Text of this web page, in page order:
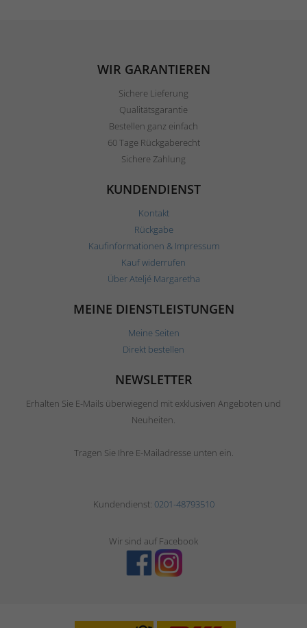
WIR GARANTIEREN
Sichere Lieferung
Qualitätsgarantie
Bestellen ganz einfach
60 Tage Rückgaberecht
Sichere Zahlung
KUNDENDIENST
Kontakt
Rückgabe
Kaufinformationen & Impressum
Kauf widerrufen
Über Ateljé Margaretha
MEINE DIENSTLEISTUNGEN
Meine Seiten
Direkt bestellen
NEWSLETTER
Erhalten Sie E-Mails überwiegend mit exklusiven Angeboten und
Neuheiten.
Tragen Sie Ihre E-Mailadresse unten ein.
Kundendienst: 0201-48793510
Wir sind auf Facebook